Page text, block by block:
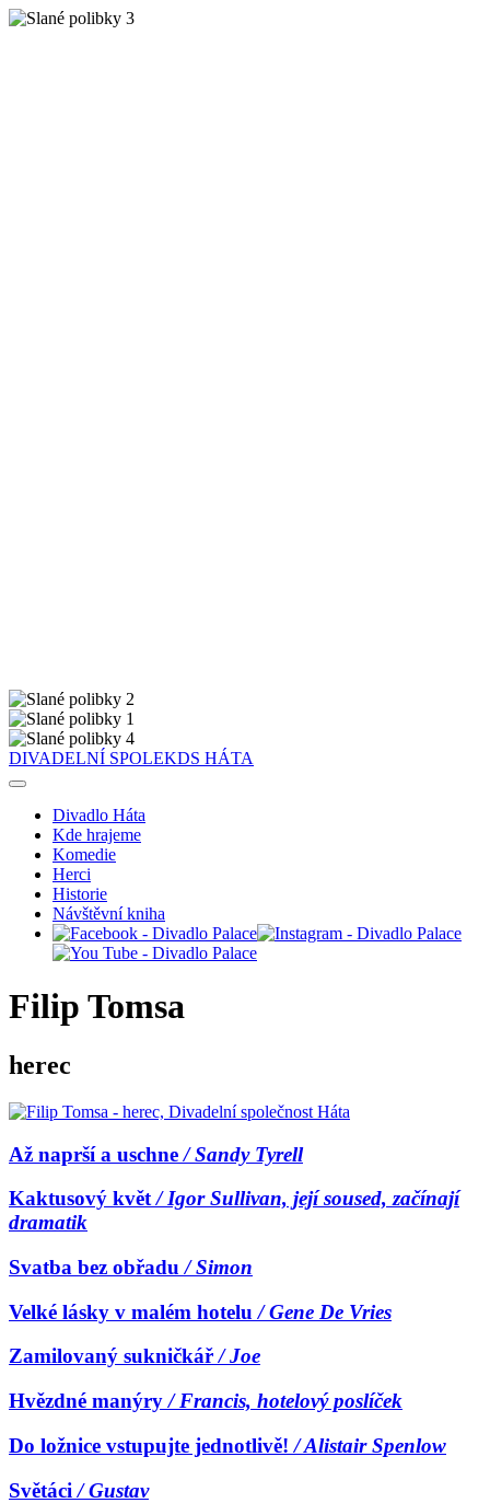
DIVADELNÍ SPOLEKDS HÁTA
Divadlo Háta
Kde hrajeme
Komedie
Herci
Historie
Návštěvní kniha
Filip Tomsa
herec
Až naprší a uschne/ Sandy Tyrell
Kaktusový květ/ Igor Sullivan, její soused, začínají
dramatik
Svatba bez obřadu / Simon
Velké lásky v malém hotelu / Gene De Vries
Zamilovaný sukničkář/ Joe
Hvězdné manýry/ Francis, hotelový poslíček
Do ložnice vstupujte jednotlivě! / Alistair Spenlow
Světáci / Gustav